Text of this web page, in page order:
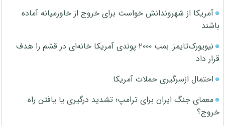
آمریکا از شهروندانش خواست برای خروج از خاورمیانه آماده
باشند
نیویورک‌تایمز: بمب ۲۰۰۰ پوندی آمریکا خانه‌ای در قشم را هدف
قرار داد
احتمال ازسرگیری حملات آمریکا
معمای جنگ ایران برای ترامپ؛ تشدید درگیری یا یافتن راه
خروج؟